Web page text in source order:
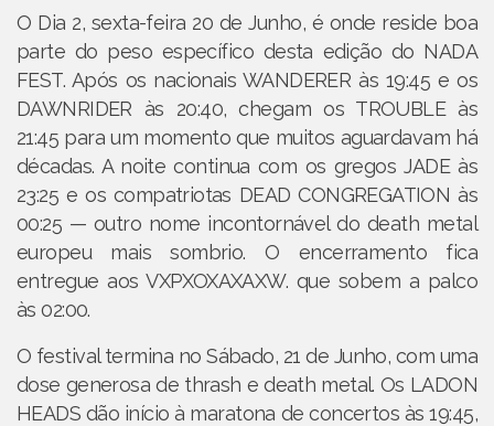
O Dia 2, sexta-feira 20 de Junho, é onde reside boa
parte do peso específico desta edição do NADA
FEST. Após os nacionais WANDERER às 19:45 e os
DAWNRIDER às 20:40, chegam os TROUBLE às
21:45 para um momento que muitos aguardavam há
décadas. A noite continua com os gregos JADE às
23:25 e os compatriotas DEAD CONGREGATION às
00:25 — outro nome incontornável do death metal
europeu mais sombrio. O encerramento fica
entregue aos VXPXOXAXAXW. que sobem a palco
às 02:00.
O festival termina no Sábado, 21 de Junho, com uma
dose generosa de thrash e death metal. Os LADON
HEADS dão início à maratona de concertos às 19:45,